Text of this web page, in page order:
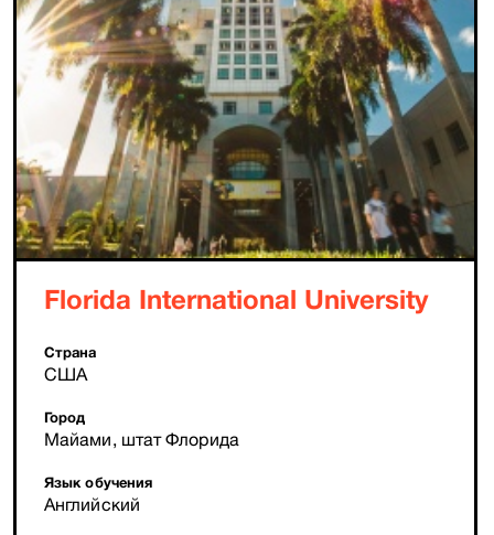
Florida International University
Страна
США
Город
Майами, штат Флорида
Язык обучения
Английский